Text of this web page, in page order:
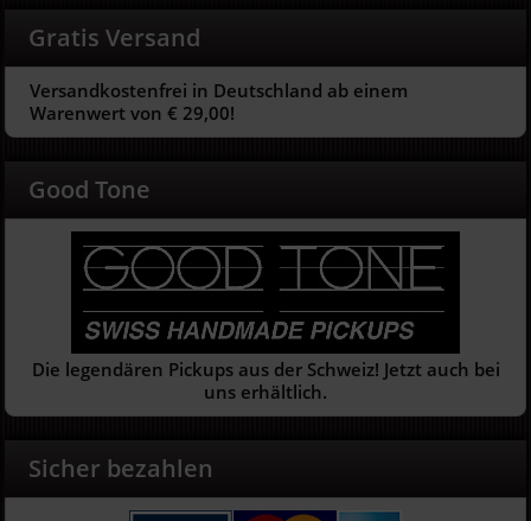
Gratis Versand
Versandkostenfrei in Deutschland ab einem
Warenwert von € 29,00!
Good Tone
Die legendären Pickups aus der Schweiz! Jetzt auch bei
uns erhältlich.
Sicher bezahlen